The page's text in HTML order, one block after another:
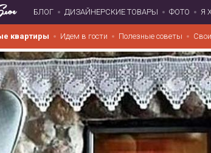
БЛОГ ДИЗАЙНЕРСКИЕ ТОВАРЫ ФОТО Я
квартиры Идем в гости Полезные советы